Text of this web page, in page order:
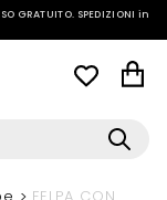
GRATUITO. SPEDIZIONI in